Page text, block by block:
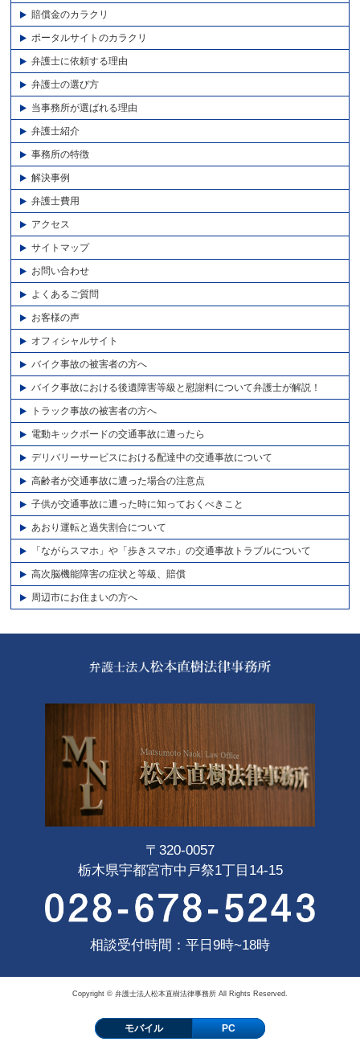
賠償金のカラクリ
ポータルサイトのカラクリ
弁護士に依頼する理由
弁護士の選び方
当事務所が選ばれる理由
弁護士紹介
事務所の特徴
解決事例
弁護士費用
アクセス
サイトマップ
お問い合わせ
よくあるご質問
お客様の声
オフィシャルサイト
バイク事故の被害者の方へ
バイク事故における後遺障害等級と慰謝料について弁護士が解説！
トラック事故の被害者の方へ
電動キックボードの交通事故に遭ったら
デリバリーサービスにおける配達中の交通事故について
高齢者が交通事故に遭った場合の注意点
子供が交通事故に遭った時に知っておくべきこと
あおり運転と過失割合について
「ながらスマホ」や「歩きスマホ」の交通事故トラブルについて
高次脳機能障害の症状と等級、賠償
周辺市にお住まいの方へ
〒320-0057
栃木県宇都宮市中戸祭1丁目14-15
相談受付時間：平日9時~18時
Copyright © 弁護士法人松本直樹法律事務所 All Rights Reserved.
モバイル PC